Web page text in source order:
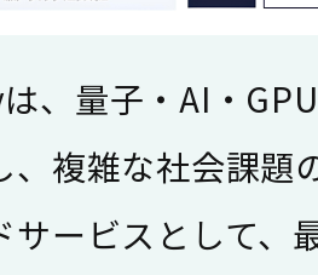
、量子・AI・
、複雑な社会課題
サービスとして、